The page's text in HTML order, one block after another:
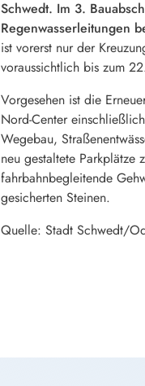
Schwedt. Im 3.
Regenwasserleitungen
ist vorerst nur der
voraussichtlich bis zum
Vorgesehen ist die
Nord-Center
Wegebau,
neu gestaltete
fahrbahnbegleitende
gesicherten Steinen.
Quelle: Stadt Schwedt/